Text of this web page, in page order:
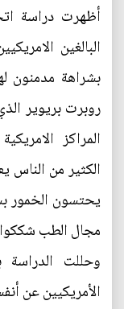
البالغين
بشراهة مدمنون
روبرت بريوير
المراكز
الكثير من
يحتسون الخمور
مجال الطب
الأمريكيين عن